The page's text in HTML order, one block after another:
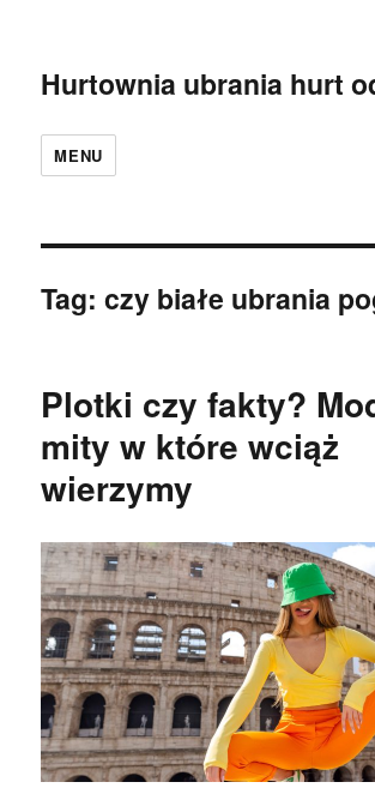
Hurtownia ubrania hurt
MENU
Tag:czy białe ubrania
Plotki czy fakty?
mity w które wciąż
wierzymy